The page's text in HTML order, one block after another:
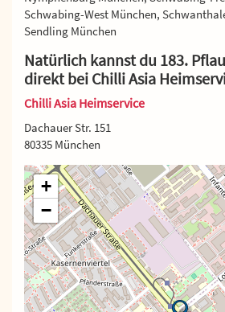
Schwabing-West München,
Sendling München
Natürlich kannst du 183.
direkt bei Chilli Asia
Chilli Asia Heimservice
Dachauer Str. 151
80335 München
+
−